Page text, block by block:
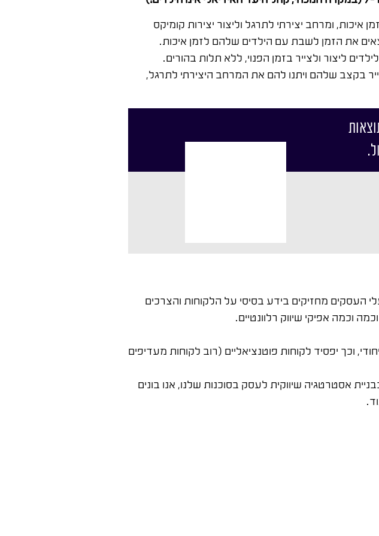
איכות, ומרחב יצירתי לתרגל וליצור יצירות קומיקס
את הזמן לשבת עם הילדים שלהם לזמן איכות.
ליצור ולצייר בזמן הפנוי, ללא תלות בהורים.
בקצב שלהם ויתנו להם את המרחב היצירתי לתרגל,
מחזיקים בידע בסיסי על הלקוחות והצרכים
וכמה אפיקי שיווק רלוונטיים.
וכך יפסיד לקוחות פוטנציאליים (רוב לקוחות מעדיפים
אסטרטגיה שיווקית לעסק בסוכנות שלנו, אנו בונים